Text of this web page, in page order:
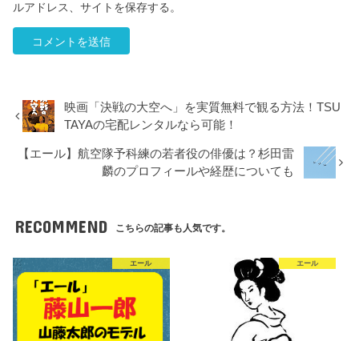
ルアドレス、サイトを保存する。
映画「決戦の大空へ」を実質無料で観る方法！TSU
TAYAの宅配レンタルなら可能！
【エール】航空隊予科練の若者役の俳優は？杉田雷
麟のプロフィールや経歴についても
RECOMMEND こちらの記事も人気です。
エール エール